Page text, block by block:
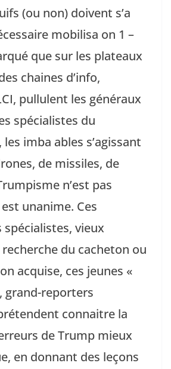
(ou non) doivent s’a
mobilisa on 1 –
que sur les plateaux
chaines d’info,
pullulent les généraux
spécialistes du
imba ables s’agissant
de missiles, de
n’est pas
unanime. Ces
spécialistes, vieux
du cacheton ou
acquise, ces jeunes «
grand-reporters
connaitre la
de Trump mieux
en donnant des leçons